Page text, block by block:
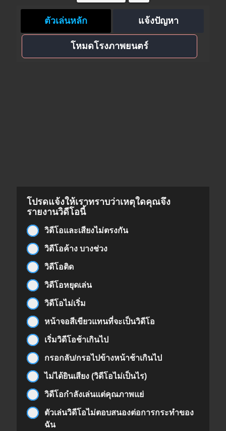
ตัวเล่นหลัก แจ้งปัญหา
โหมดโรงภาพยนตร์
โปรดแจ้งให้เราทราบว่าเหตุใดคุณจึง
รายงานวิดีโอนี้
วิดีโอและเสียงไม่ตรงกัน
วิดีโอค้าง บางช่วง
วิดีโอติด
วิดีโอหยุดเล่น
วิดีโอไม่เริ่ม
หน้าจอสีเขียวแทนที่จะเป็นวิดีโอ
เริ่มวิดีโอช้าเกินไป
กรอกลับ/กรอไปข้างหน้าช้าเกินไป
ไม่ได้ยินเสียง (วิดีโอไม่เป็นไร)
วิดีโอกำลังเล่นแต่คุณภาพแย่
ตัวเล่นวิดีโอไม่ตอบสนองต่อการกระทำของ
ฉัน